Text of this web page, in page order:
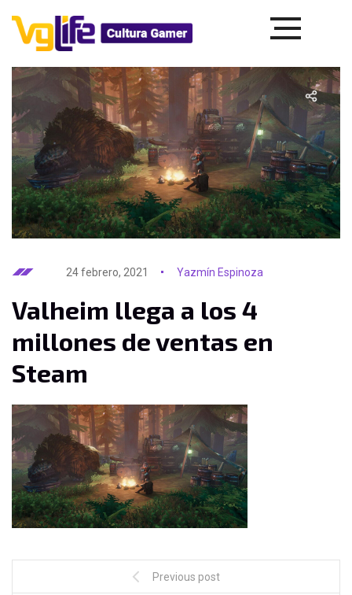
24 febrero, 2021 Yazmín Espinoza
Valheim llega a los 4
millones de ventas en
Steam
Previous post